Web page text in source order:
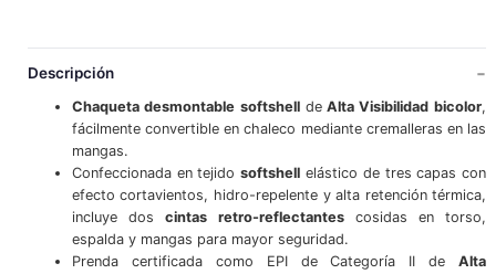
Descripción
Chaqueta desmontable softshelldeAlta Visibilidad bicolor,
fácilmente convertible en chaleco mediante cremalleras en las
mangas.
Confeccionada en tejidosoftshell elástico de tres capas con
efecto cortavientos, hidro-repelente y alta retención térmica,
incluye doscintas retro-reflectantescosidas en torso,
espalda y mangas para mayor seguridad.
Prenda certificada como EPI de Categoría II deAlta